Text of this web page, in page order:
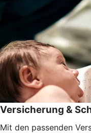
Versicherung &
Mit den passenden